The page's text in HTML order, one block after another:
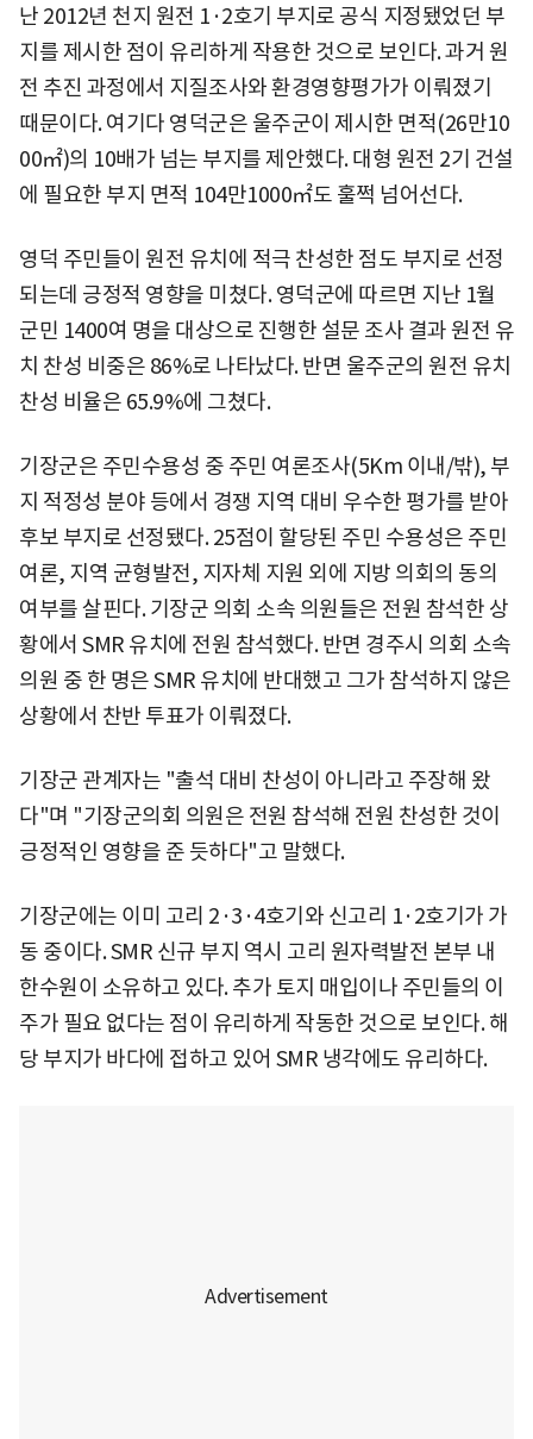
난 2012년 천지 원전 1·2호기 부지로 공식 지정됐었던 부
지를 제시한 점이 유리하게 작용한 것으로 보인다. 과거 원
전 추진 과정에서 지질조사와 환경영향평가가 이뤄졌기
때문이다. 여기다 영덕군은 울주군이 제시한 면적(26만10
00㎡)의 10배가 넘는 부지를 제안했다. 대형 원전 2기 건설
에 필요한 부지 면적 104만1000㎡도 훌쩍 넘어선다.
영덕 주민들이 원전 유치에 적극 찬성한 점도 부지로 선정
되는데 긍정적 영향을 미쳤다. 영덕군에 따르면 지난 1월
군민 1400여 명을 대상으로 진행한 설문 조사 결과 원전 유
치 찬성 비중은 86%로 나타났다. 반면 울주군의 원전 유치
찬성 비율은 65.9%에 그쳤다.
기장군은 주민수용성 중 주민 여론조사(5Km 이내/밖), 부
지 적정성 분야 등에서 경쟁 지역 대비 우수한 평가를 받아
후보 부지로 선정됐다. 25점이 할당된 주민 수용성은 주민
여론, 지역 균형발전, 지자체 지원 외에 지방 의회의 동의
여부를 살핀다. 기장군 의회 소속 의원들은 전원 참석한 상
황에서 SMR 유치에 전원 참석했다. 반면 경주시 의회 소속
의원 중 한 명은 SMR 유치에 반대했고 그가 참석하지 않은
상황에서 찬반 투표가 이뤄졌다.
기장군 관계자는 "출석 대비 찬성이 아니라고 주장해 왔
다"며 "기장군의회 의원은 전원 참석해 전원 찬성한 것이
긍정적인 영향을 준 듯하다"고 말했다.
기장군에는 이미 고리 2·3·4호기와 신고리 1·2호기가 가
동 중이다. SMR 신규 부지 역시 고리 원자력발전 본부 내
한수원이 소유하고 있다. 추가 토지 매입이나 주민들의 이
주가 필요 없다는 점이 유리하게 작동한 것으로 보인다. 해
당 부지가 바다에 접하고 있어 SMR 냉각에도 유리하다.